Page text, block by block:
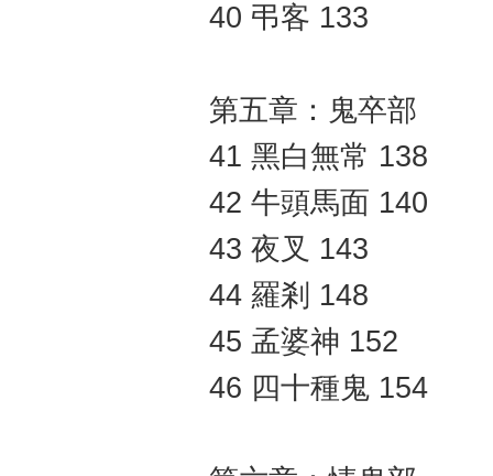
40 弔客 133
第五章：鬼卒部
41 黑白無常 138
42 牛頭馬面 140
43 夜叉 143
44 羅剎 148
45 孟婆神 152
46 四十種鬼 154